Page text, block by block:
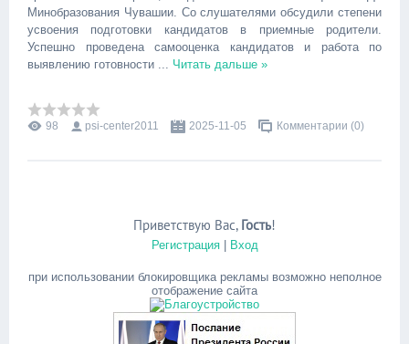
Минобразования Чувашии. Со слушателями обсудили степени
усвоения подготовки кандидатов в приемные родители.
Успешно проведена самооценка кандидатов и работа по
выявлению готовности
Читать дальше »
98 psi-center2011 2025-11-05 Комментарии (0)
Приветствую Вас, Гость!
Регистрация| Вход
при использовании блокировщика рекламы возможно неполное
отображение сайта